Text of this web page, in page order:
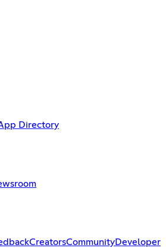
Directory
CreatorsCommunityDeveloper